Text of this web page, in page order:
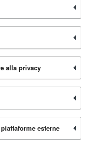
alla privacy
esterne